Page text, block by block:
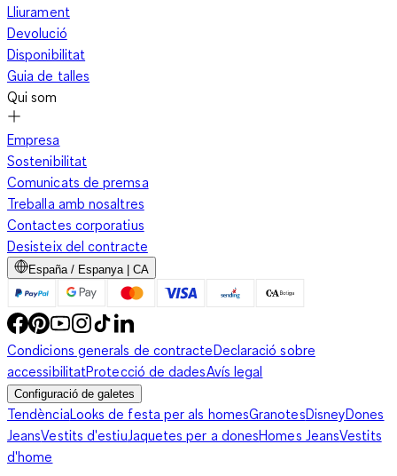
Lliurament
Devolució
Disponibilitat
Guia de talles
Qui som
Empresa
Sostenibilitat
Comunicats de premsa
Treballa amb nosaltres
Contactes corporatius
Desisteix del contracte
España / Espanya | CA
Condicions generals de contracteDeclaració sobre
accessibilitatProtecció de dadesAvís legal
Configuració de galetes
TendènciaLooks de festa per als homesGranotesDisneyDones
JeansVestits d'estiu Jaquetes per a donesHomes JeansVestits
d'home